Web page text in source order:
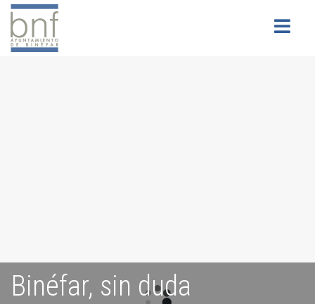
Binéfar, sin duda